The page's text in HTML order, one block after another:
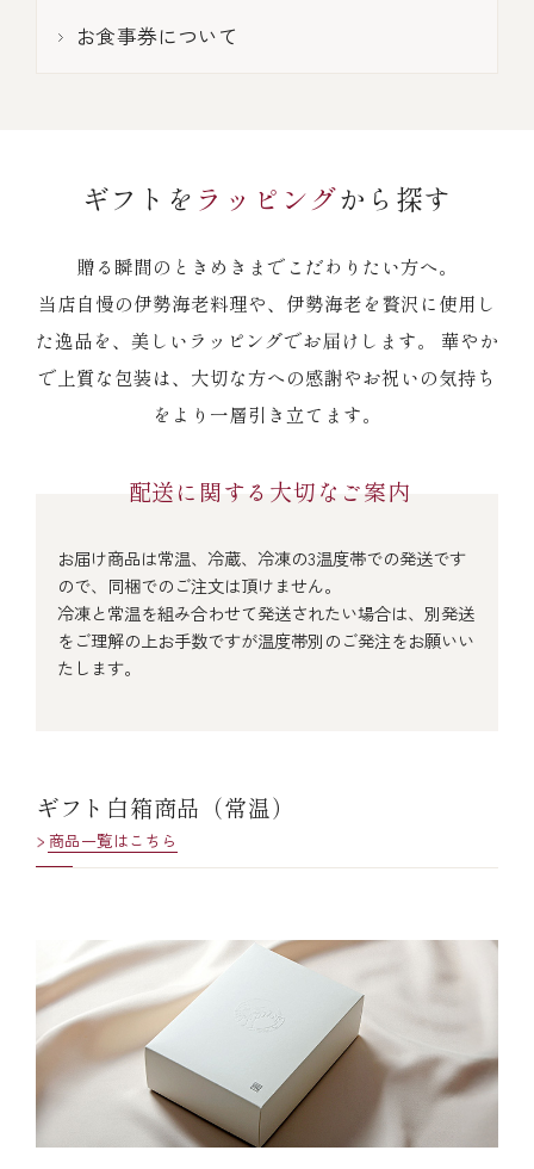
(中納言/鉄板焼ひかり)
鉄板焼ひかり
お弁当（冷凍）
ギフト/贈り物
価格で探す
～￥2,999
￥10,000～￥14,999
￥15,000～￥19,999
その他
全商品一覧
冷凍商品一覧
冷蔵商品一覧
お食事券について
ギフトを ラッピングから探す
贈る瞬間のときめきまでこだわりたい方へ。
当店自慢の伊勢海老料理や、伊勢海老を贅沢に使用し
た逸品を、美しいラッピングでお届けします。 華やか
で上質な包装は、大切な方への感謝やお祝いの気持ち
をより一層引き立てます。
配送に関する大切なご案内
お届け商品は常温、冷蔵、冷凍の3温度帯での発送です
ので、同梱でのご注文は頂けません。
冷凍と常温を組み合わせて発送されたい場合は、別発送
をご理解の上お手数ですが温度帯別のご発注をお願いい
たします。
ギフト白箱商品（常温）
商品一覧はこちら